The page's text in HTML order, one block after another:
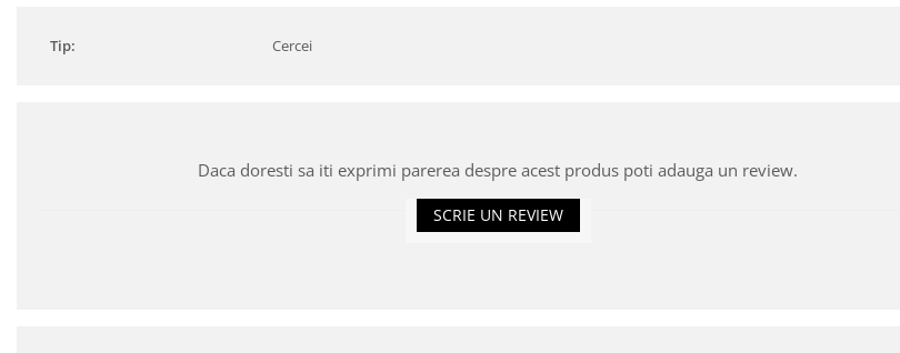
Tip: Cercei
Daca doresti sa iti exprimi parerea despre acest produs poti adauga un review.
SCRIE UN REVIEW